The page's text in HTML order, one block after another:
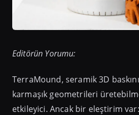
Editörün Yorumu:
TerraMound, seramik 3D
karmaşık geometrileri
etkileyici. Ancak bir eleştirim